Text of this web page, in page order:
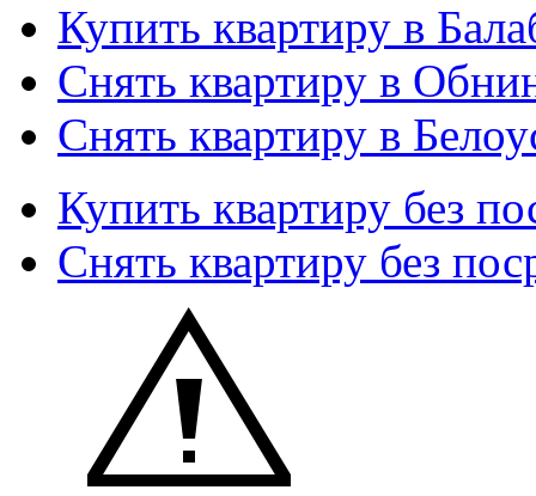
Купить квартиру в
Снять квартиру в
Снять квартиру в
Купить квартиру без
Снять квартиру без